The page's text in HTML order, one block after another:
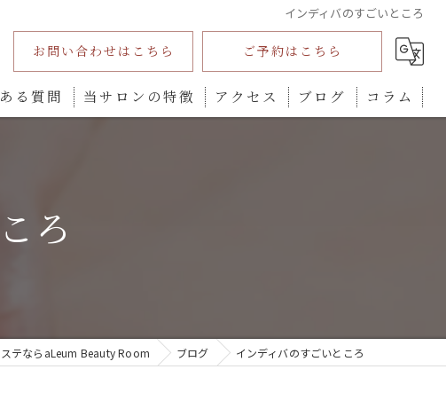
インディバのすごいところ
お問い合わせはこちら ご予約はこちら
る質問 当サロンの特徴 アクセス ブログ コラム
ろ
テならaLeum Beauty Room ブログ インディバのすごいところ